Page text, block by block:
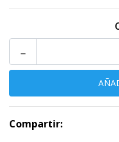
-
Compartir: